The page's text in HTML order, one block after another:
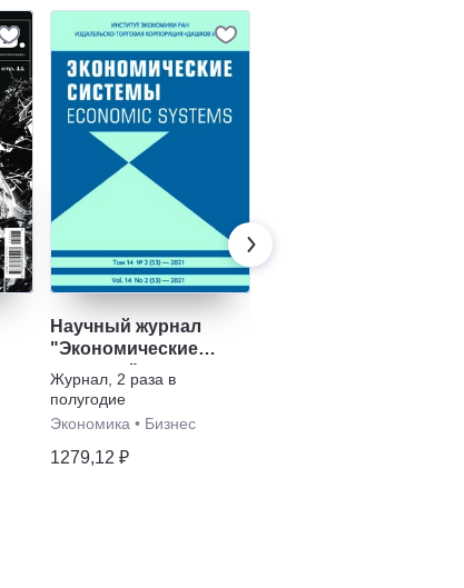
Научный журнал
"Экономические
системы"
Журнал 2 раза в
полугодие
Экономика • Бизнес
1279,12 ₽